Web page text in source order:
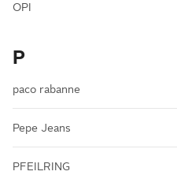
OPI
P
paco rabanne
Pepe Jeans
PFEILRING